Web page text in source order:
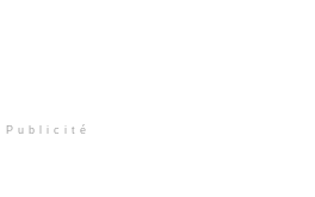
Publicité